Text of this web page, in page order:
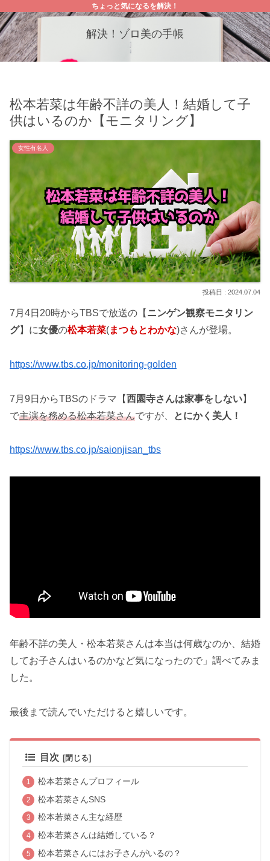
ちょっと気になるを解決！
解決！ゾロ美の手帳
松本若菜は年齢不詳の美人！結婚して子
供はいるのか【モニタリング】
女性有名人
2024.07.04
7月4日20時からTBSで放送の【 ニンゲン観察モニタリン
グ】に女優の松本若菜(まつもとわかな)さんが登場。
https://www.tbs.co.jp/monitoring-golden
7月9日からTBSのドラマ【西園寺さんは家事をしない】
で主演を務める松本若菜さんですが、 とにかく美人！
https://www.tbs.co.jp/saionjisan_tbs
年齢不詳の美人・松本若菜さんは本当は何歳なのか、結婚
してお子さんはいるのかなど気になったので」調べてみま
した。
最後まで読んでいただけると嬉しいです。
目次
松本若菜さんプロフィール
松本若菜さんSNS
松本若菜さん主な経歴
松本若菜さんは結婚している？
松本若菜さんにはお子さんがいるの？